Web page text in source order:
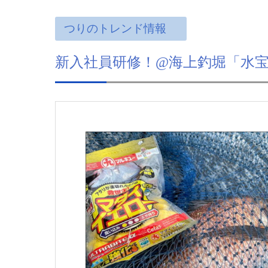
つりのトレンド情報
新入社員研修！@海上釣堀「水